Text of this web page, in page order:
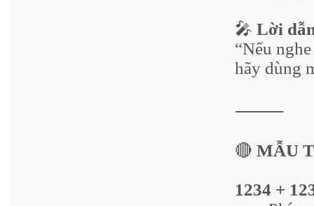
🎤 Lời
“Nếu
hãy dùng
⸻
🔴 MẪU
1234 +